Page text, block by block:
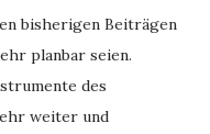
bisherigen Beiträgen
planbar seien.
des
weiter und